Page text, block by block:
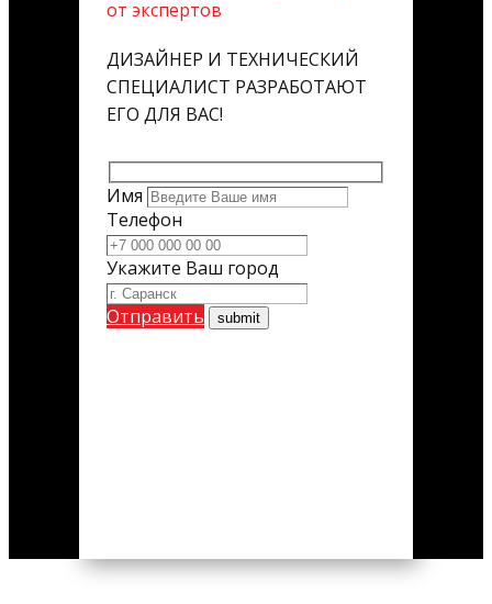
от экспертов
ДИЗАЙНЕР И ТЕХНИЧЕСКИЙ
СПЕЦИАЛИСТ РАЗРАБОТАЮТ
ЕГО ДЛЯ ВАС!
Имя
Телефон
Укажите Ваш город
Отправить